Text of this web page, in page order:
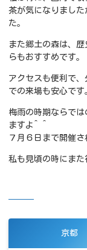
茶が気になりまし
た。
また郷土の森は、
らもおすすめです。
アクセスも便利で
での来場も安心です
梅雨の時期ならで
ますよ^ ^
７月６日まで開催
私も見頃の時にまた
京都